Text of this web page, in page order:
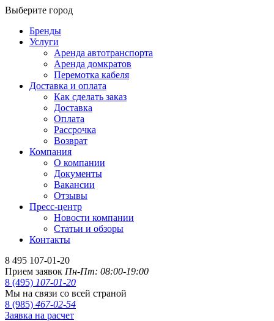
Выберите город
Бренды
Услуги
Аренда автотранспорта
Аренда домкратов
Перемотка кабеля
Доставка и оплата
Как сделать заказ
Доставка
Оплата
Рассрочка
Возврат
Компания
О компании
Документы
Вакансии
Отзывы
Пресс-центр
Новости компании
Статьи и обзоры
Контакты
8 495 107-01-20
Прием заявок Пн-Пт: 08:00-19:00
8 (495) 107-01-20
Мы на связи со всей страной
8 (985) 467-02-54
Заявка на расчет